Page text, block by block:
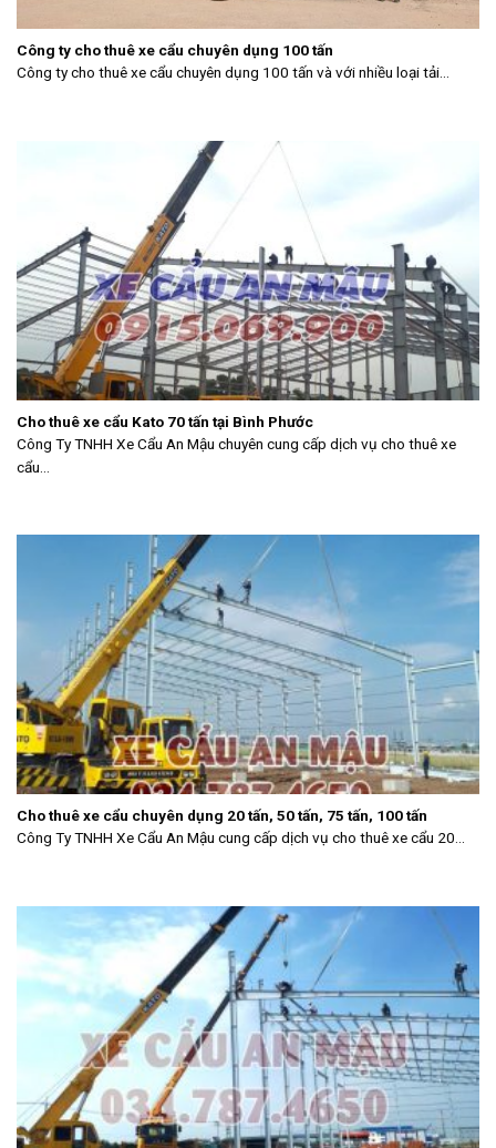
Công ty cho thuê xe cẩu chuyên dụng 100 tấn
Công ty cho thuê xe cẩu chuyên dụng 100 tấn và với nhiều loại tải...
Cho thuê xe cẩu Kato 70 tấn tại Bình Phước
Công Ty TNHH Xe Cẩu An Mậu chuyên cung cấp dịch vụ cho thuê xe
cẩu...
Cho thuê xe cẩu chuyên dụng 20 tấn, 50 tấn, 75 tấn, 100 tấn
Công Ty TNHH Xe Cẩu An Mậu cung cấp dịch vụ cho thuê xe cẩu 20...